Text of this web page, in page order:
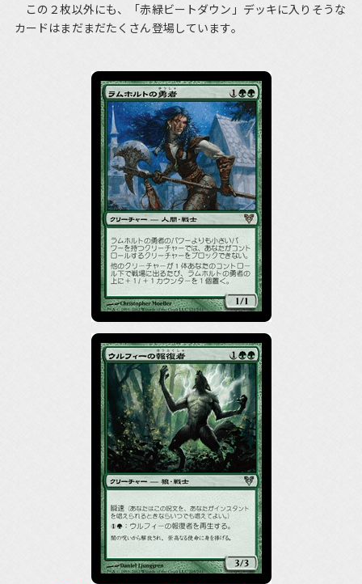
この２枚以外にも、「赤緑ビートダウン」デッキに入りそうな
カードはまだまだたくさん登場しています。